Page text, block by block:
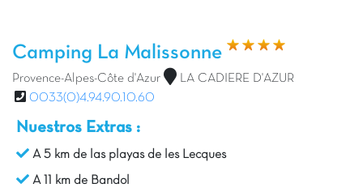
Camping La Malissonne
Provence-Alpes-Côte d'Azur
LA CADIERE D'AZUR
0033(0)4.94.90.10.60
Nuestros Extras :
A 5 km de las playas de les Lecques
A 11 km de Bandol